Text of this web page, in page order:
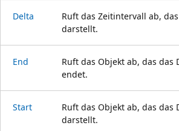
Delta
Ruft das Zeitintervall ab,
darstellt.
End
Ruft das Objekt ab, das
endet.
Start
Ruft das Objekt ab, das
darstellt.